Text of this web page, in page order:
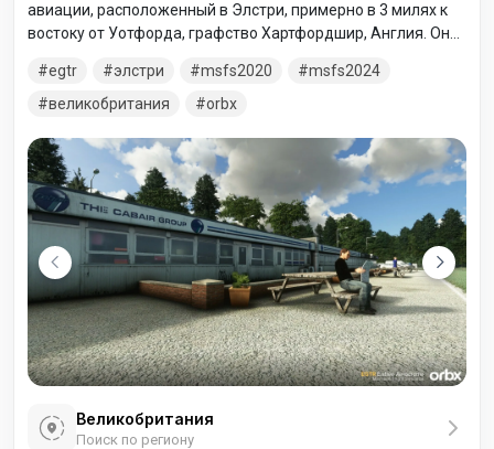
авиации, расположенный в Элстри, примерно в 3 милях к
востоку от Уотфорда, графство Хартфордшир, Англия. Он
аэропорта Лутон.
egtr элстри msfs2020
msfs2024
великобритания
orbx
Великобритания
Поиск по региону